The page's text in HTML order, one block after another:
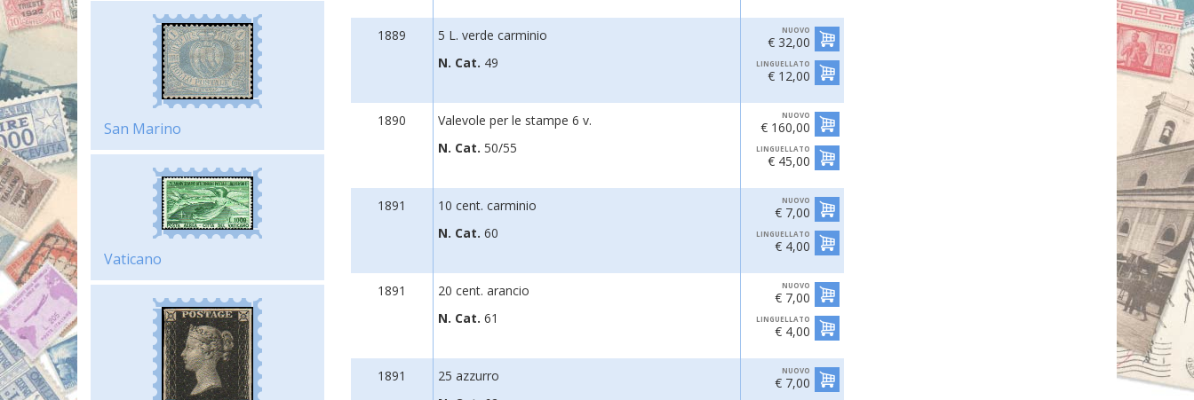
San Marino
Vaticano
1889
5 L. verde carminio
N. Cat. 49
NUOVO
€ 32,00
LINGUELLATO
€ 12,00
1890
Valevole per le stampe 6 v.
N. Cat. 50/55
NUOVO
€ 160,00
LINGUELLATO
€ 45,00
1891
10 cent. carminio
N. Cat. 60
NUOVO
€ 7,00
LINGUELLATO
€ 4,00
1891
20 cent. arancio
N. Cat. 61
NUOVO
€ 7,00
LINGUELLATO
€ 4,00
1891
25 azzurro
NUOVO
€ 7,00